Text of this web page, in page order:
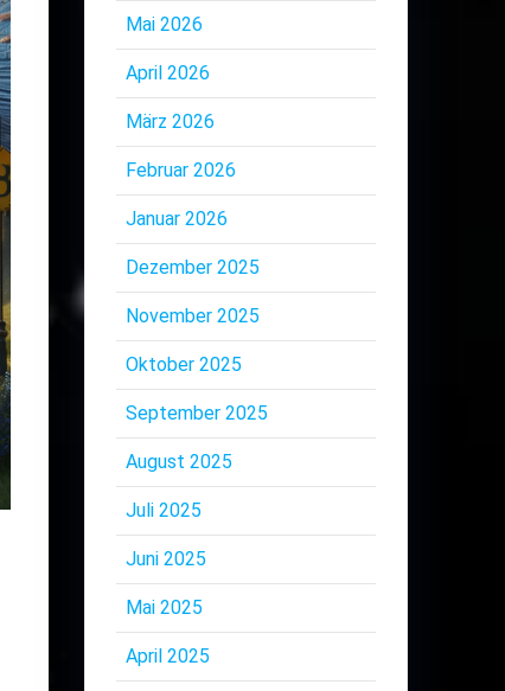
Mai 2026
April 2026
März 2026
Februar 2026
Januar 2026
Dezember 2025
November 2025
Oktober 2025
September 2025
August 2025
Juli 2025
Juni 2025
Mai 2025
April 2025